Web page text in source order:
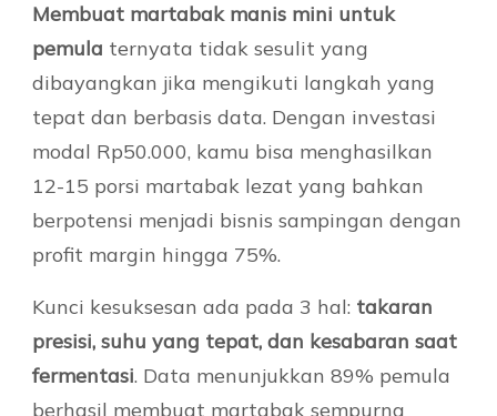
Membuat martabak manis mini untuk
pemula ternyata tidak sesulit yang
dibayangkan jika mengikuti langkah yang
tepat dan berbasis data. Dengan investasi
modal Rp50.000, kamu bisa menghasilkan
12-15 porsi martabak lezat yang bahkan
berpotensi menjadi bisnis sampingan dengan
profit margin hingga 75%.
Kunci kesuksesan ada pada 3 hal: takaran
presisi, suhu yang tepat, dan kesabaran saat
fermentasi. Data menunjukkan 89% pemula
berhasil membuat martabak sempurna